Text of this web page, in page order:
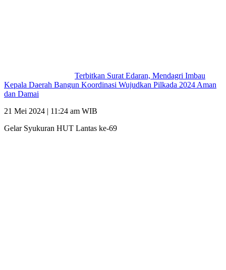
Terbitkan Surat Edaran, Mendagri Imbau
Kepala Daerah Bangun Koordinasi Wujudkan Pilkada 2024 Aman
dan Damai
21 Mei 2024 | 11:24 am WIB
Gelar Syukuran HUT Lantas ke-69